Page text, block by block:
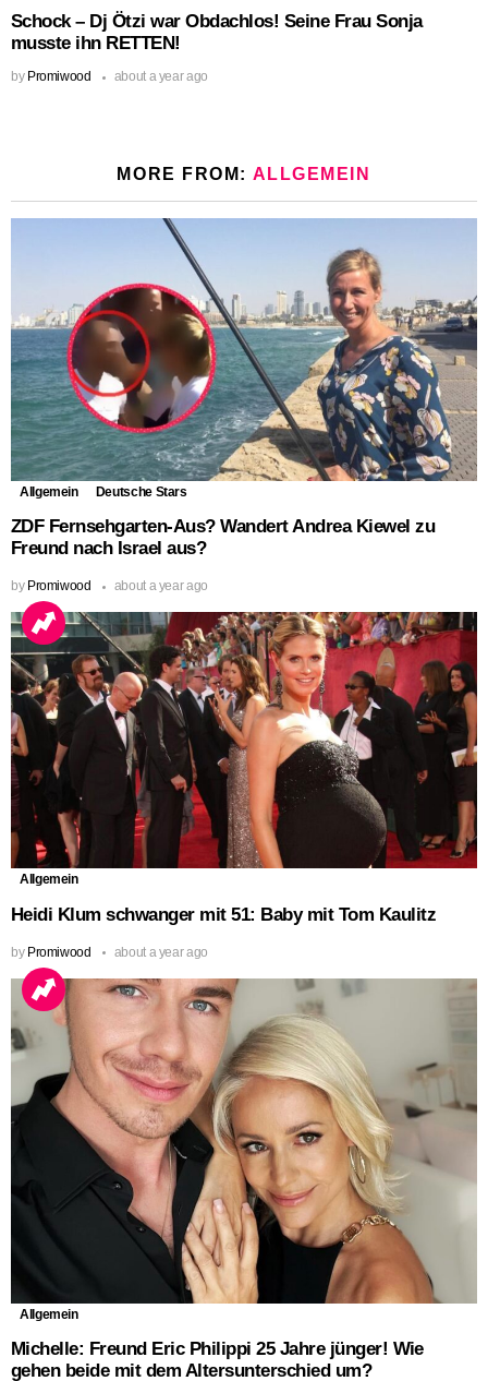
Schock – Dj Ötzi war Obdachlos! Seine Frau Sonja
musste ihn RETTEN!
by Promiwood about a year ago
MORE FROM: ALLGEMEIN
Allgemein Deutsche Stars
ZDF Fernsehgarten-Aus? Wandert Andrea Kiewel zu
Freund nach Israel aus?
by Promiwood about a year ago
Allgemein
Heidi Klum schwanger mit 51: Baby mit Tom Kaulitz
by Promiwood about a year ago
Allgemein
Michelle: Freund Eric Philippi 25 Jahre jünger! Wie
gehen beide mit dem Altersunterschied um?